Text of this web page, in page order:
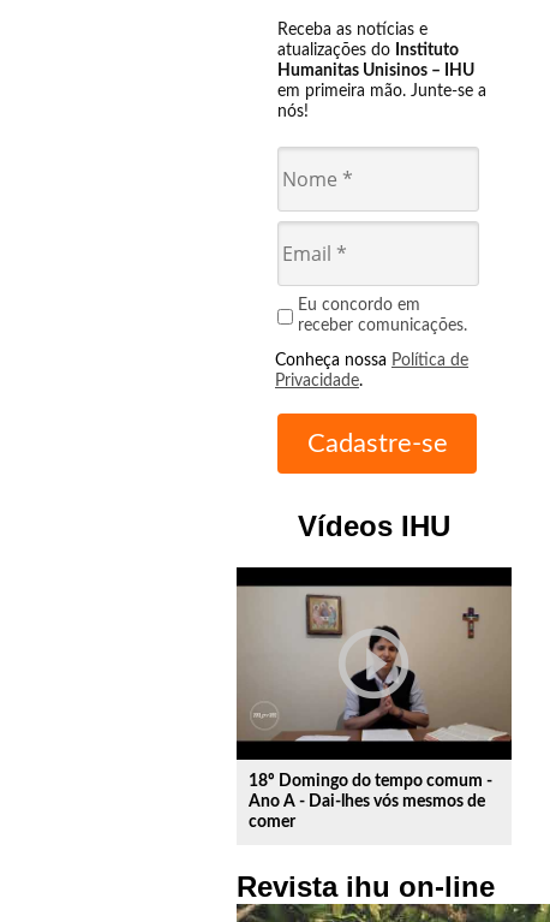
Receba as notícias e
atualizações do Instituto
Humanitas Unisinos – IHU
em primeira mão. Junte-se a
nós!
Eu concordo em
receber comunicações.
Conheça nossa Política de
Privacidade.
Vídeos IHU
play_circle_outline
18º Domingo do tempo comum -
Ano A - Dai-lhes vós mesmos de
comer
Revista ihu on-line